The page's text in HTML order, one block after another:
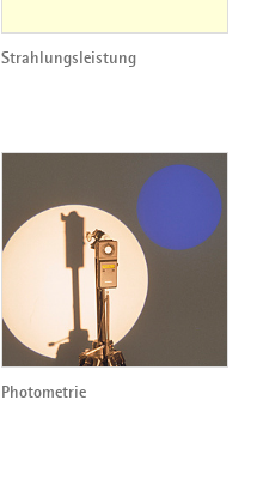
Strahlungsleistung
Photometrie